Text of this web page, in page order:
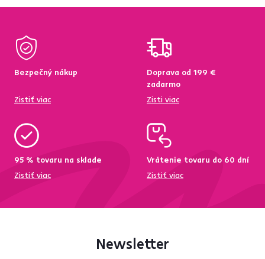
Bezpečný nákup
Zistiť viac
Doprava od 199 €
zadarmo
Zisti viac
95 % tovaru na sklade
Zistiť viac
Vrátenie tovaru do 60 dní
Zistiť viac
Newsletter